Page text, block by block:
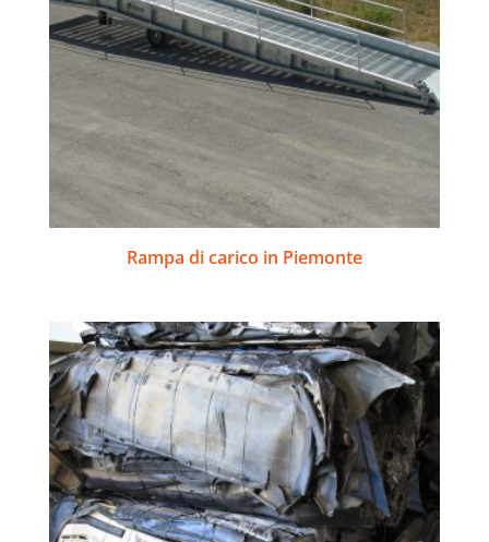
Rampa di carico in Piemonte